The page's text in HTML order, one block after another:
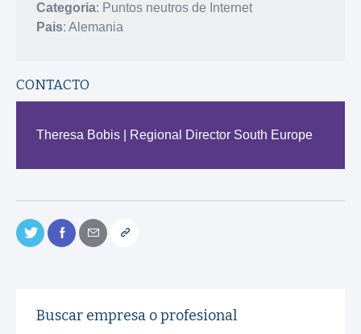
Categoria: Puntos neutros de Internet
Pais: Alemania
CONTACTO
Theresa Bobis | Regional Director South Europe
Buscar empresa o profesional